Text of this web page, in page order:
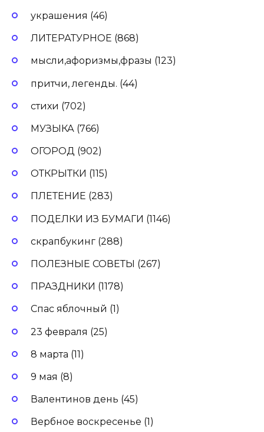
украшения (46)
ЛИТЕРАТУРНОЕ (868)
мысли,афоризмы,фразы (123)
притчи, легенды. (44)
стихи (702)
МУЗЫКА (766)
ОГОРОД (902)
ОТКРЫТКИ (115)
ПЛЕТЕНИЕ (283)
ПОДЕЛКИ ИЗ БУМАГИ (1146)
скрапбукинг (288)
ПОЛЕЗНЫЕ СОВЕТЫ (267)
ПРАЗДНИКИ (1178)
Спас яблочный (1)
23 февраля (25)
8 марта (11)
9 мая (8)
Валентинов день (45)
Вербное воскресенье (1)